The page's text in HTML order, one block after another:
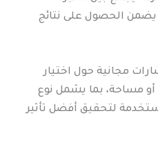
يضمن الحصول على نتائج
مجانية حول اختيار
أو مساحة، بما يشمل نوع
لتحقيق أفضل تأثير